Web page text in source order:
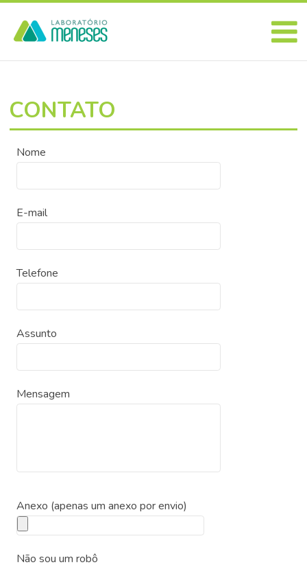
CONTATO
Nome
E-mail
Telefone
Assunto
Mensagem
Anexo (apenas um anexo por envio)
Não sou um robô